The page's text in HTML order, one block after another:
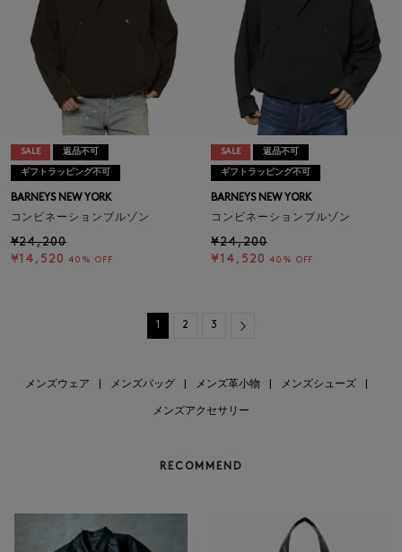
SALE 返品不可
ギフトラッピング不可
BARNEYS NEW YORK
コンビネーションブルゾン
¥24,200
¥14,520 40% OFF
SALE 返品不可
ギフトラッピング不可
BARNEYS NEW YORK
コンビネーションブルゾン
¥24,200
¥14,520 40% OFF
1 2 3
メンズウェア メンズバッグ メンズ革小物 メンズシューズ
メンズアクセサリー
RECOMMEND